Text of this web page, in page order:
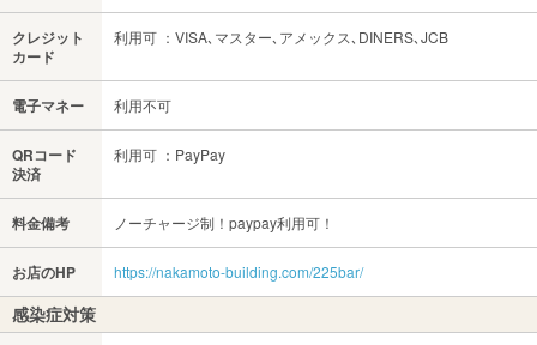
クレジット
カード
利用可 ：VISA､マスター､アメックス､DINERS､JCB
電子マネー 利用不可
QRコード
決済
利用可 ：PayPay
料金備考 ノーチャージ制！paypay利用可！
お店のHP https://nakamoto-building.com/225bar/
感染症対策